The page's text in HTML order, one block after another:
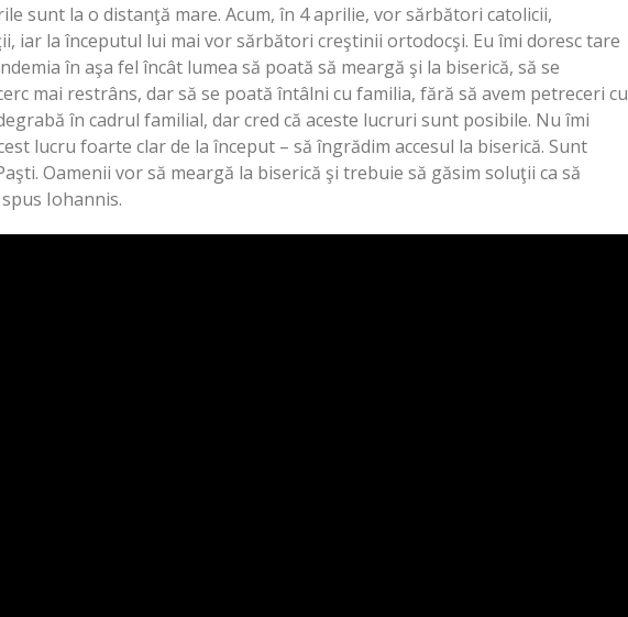
sunt la o distanţă mare. Acum, în 4 aprilie, vor sărbători catolicii,
iar la începutul lui mai vor sărbători creştinii ortodocşi. Eu îmi doresc tare
în aşa fel încât lumea să poată să meargă şi la biserică, să se
mai restrâns, dar să se poată întâlni cu familia, fără să avem petreceri cu
în cadrul familial, dar cred că aceste lucruri sunt posibile. Nu îmi
lucru foarte clar de la început – să îngrădim accesul la biserică. Sunt
Oamenii vor să meargă la biserică şi trebuie să găsim soluţii ca să
Iohannis.